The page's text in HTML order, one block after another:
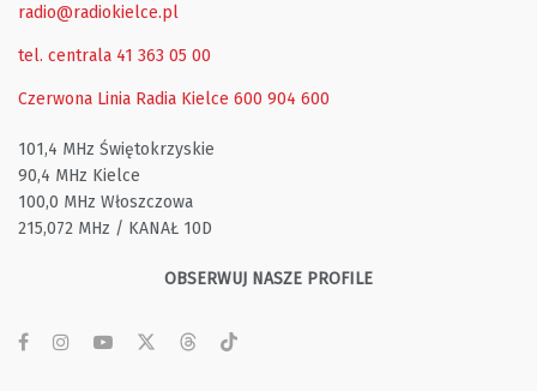
radio@radiokielce.pl
tel. centrala 41 363 05 00
Czerwona Linia Radia Kielce 600 904 600
101,4 MHz Świętokrzyskie
90,4 MHz Kielce
100,0 MHz Włoszczowa
215,072 MHz / KANAŁ 10D
OBSERWUJ NASZE PROFILE